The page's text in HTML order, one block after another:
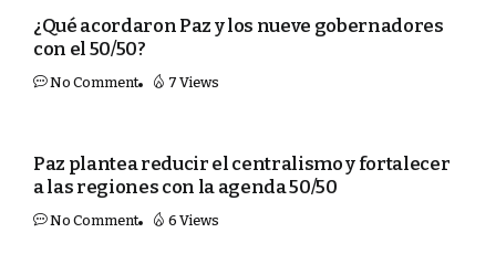
¿Qué acordaron Paz y los nueve gobernadores
con el 50/50?
No Comment 7 Views
Paz plantea reducir el centralismo y fortalecer
a las regiones con la agenda 50/50
No Comment 6 Views